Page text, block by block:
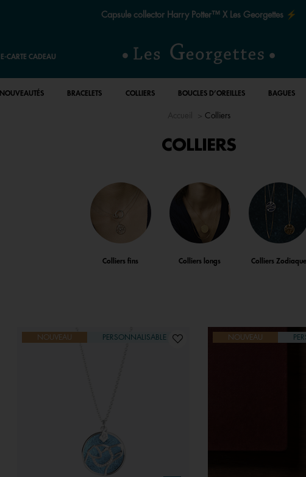
Le quart de siècle de la magie ✨
E-CARTE CADEAU
NOUVEAUTÉS BRACELETS COLLIERS BOUCLES D’OREILLES BAGUES
Colliers
COLLIERS
Colliers fins Colliers longs Colliers Zodiaque
NOUVEAU PERSONNALISABLE NOUVEAU